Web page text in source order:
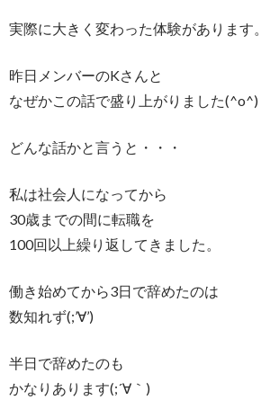
実際に大きく変わった体験があります。
昨日メンバーのKさんと
なぜかこの話で盛り上がりました(^o^)
どんな話かと言うと・・・
私は社会人になってから
30歳までの間に転職を
100回以上繰り返してきました。
働き始めてから3日で辞めたのは
数知れず(;’∀’)
半日で辞めたのも
かなりあります(;´∀｀)